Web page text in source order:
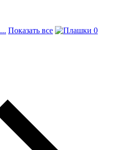
... Показать все